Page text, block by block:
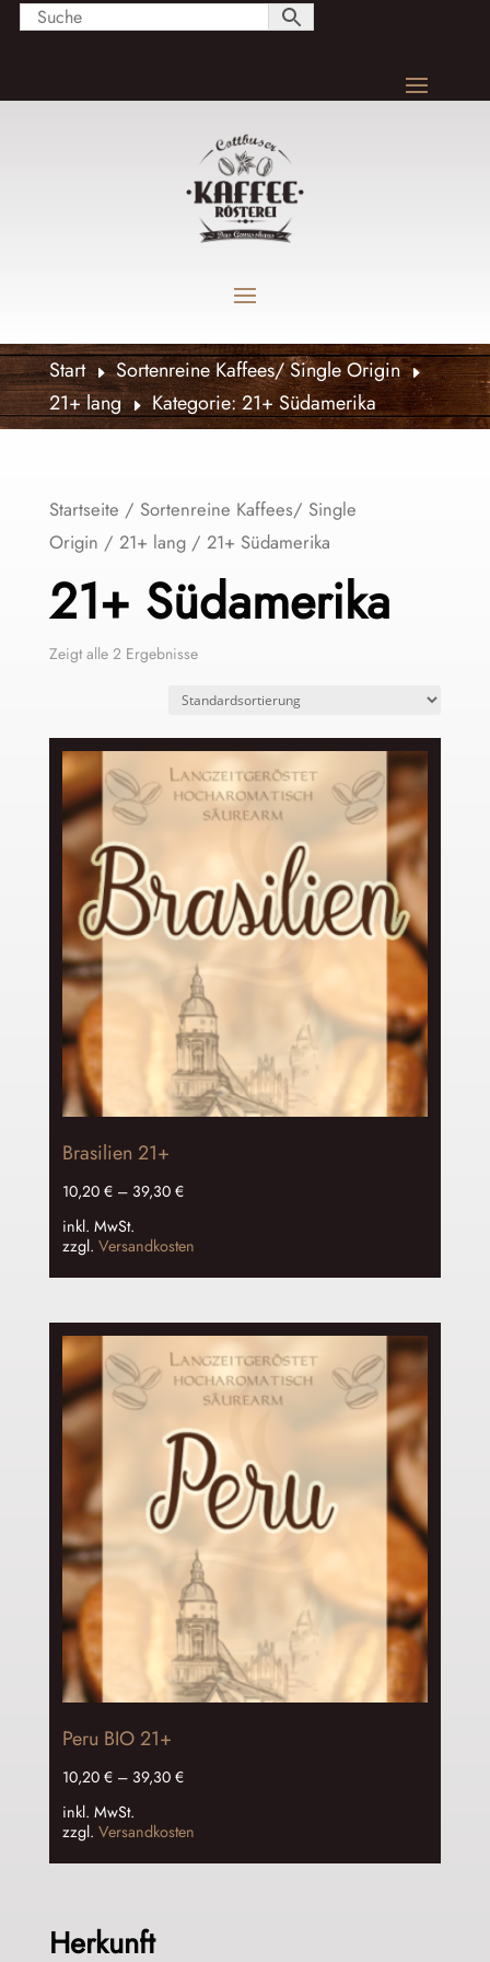
Start E Sortenreine Kaffees/ Single Origin E
21+ lang E Kategorie: 21+ Südamerika
Startseite / Sortenreine Kaffees/ Single
Origin / 21+ lang/ 21+ Südamerika
21+ Südamerika
Zeigt alle 2 Ergebnisse
Brasilien 21+
10,20 €– 39,30 €
inkl. MwSt.
zzgl. Versandkosten
Peru BIO 21+
10,20 €– 39,30 €
inkl. MwSt.
zzgl. Versandkosten
Herkunft